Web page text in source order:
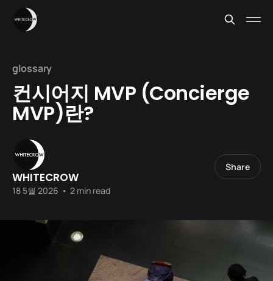
glossary
컨시어지 MVP (Concierge
MVP)란?
WHITECROW
18 5월 2026 • 2 min read
Share